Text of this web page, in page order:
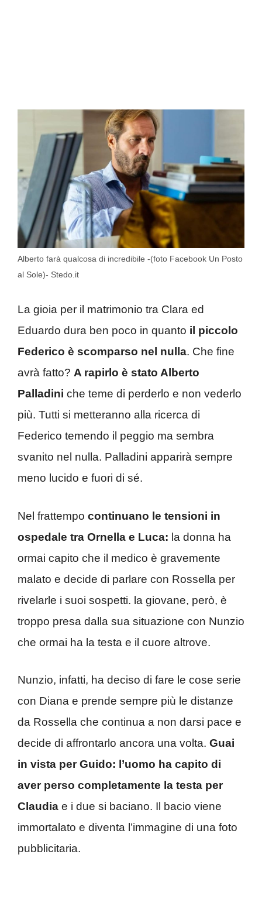
Alberto farà qualcosa di incredibile -(foto Facebook Un Posto
al Sole)- Stedo.it
La gioia per il matrimonio tra Clara ed
Eduardo dura ben poco in quanto il piccolo
Federico è scomparso nel nulla. Che fine
avrà fatto? A rapirlo è stato Alberto
Palladini che teme di perderlo e non vederlo
più. Tutti si metteranno alla ricerca di
Federico temendo il peggio ma sembra
svanito nel nulla. Palladini apparirà sempre
meno lucido e fuori di sé.
Nel frattempo continuano le tensioni in
ospedale tra Ornella e Luca: la donna ha
ormai capito che il medico è gravemente
malato e decide di parlare con Rossella per
rivelarle i suoi sospetti. la giovane, però, è
troppo presa dalla sua situazione con Nunzio
che ormai ha la testa e il cuore altrove.
Nunzio, infatti, ha deciso di fare le cose serie
con Diana e prende sempre più le distanze
da Rossella che continua a non darsi pace e
decide di affrontarlo ancora una volta. Guai
in vista per Guido: l’uomo ha capito di
aver perso completamente la testa per
Claudia e i due si baciano. Il bacio viene
immortalato e diventa l’immagine di una foto
pubblicitaria.